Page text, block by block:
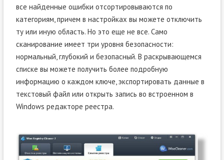
все найденные ошибки отсортировываются по
категориям, причем в настройках вы можете отключить
ту или иную область. Но это еще не все. Само
сканирование имеет три уровня безопасности:
нормальный, глубокий и безопасный. В раскрывающемся
списке вы можете получить более подробную
информацию о каждом ключе, экспортировать данные в
текстовый файл или открыть запись во встроенном в
Windows редакторе реестра.